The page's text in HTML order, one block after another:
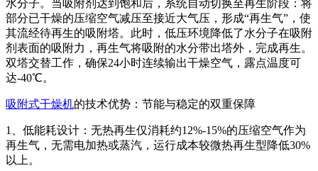
水分子。当吸附剂达到饱和后，系统自动切换至再生阶段：将
部分已干燥的压缩空气减压至接近大气压，形成“再生气”，使
其流经待再生的吸附塔。此时，低压环境降低了水分子在吸附
剂表面的吸附力，再生气将吸附的水分带出塔外，完成再生。
双塔交替工作，确保24小时连续输出干燥空气，露点温度可
达-40℃。
吸附式干燥机的技术优势：节能与稳定的双重保障
1、低能耗设计：无热再生仅消耗约12%-15%的压缩空气作为
再生气，无需电加热或蒸汽，运行成本较微热再生型降低30%
以上。